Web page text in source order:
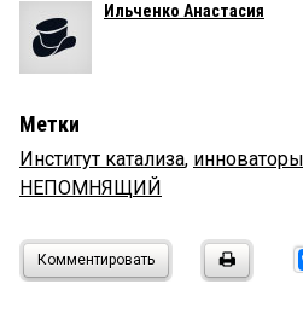
Ильченко Анастасия
Метки
Институт катализа, инноваторы
НЕПОМНЯЩИЙ
Комментировать